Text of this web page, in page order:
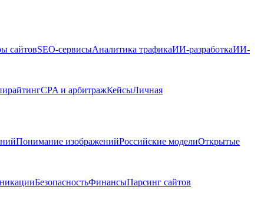
сайтовSEO-сервисыАналитика трафикаИИ-разработкаИИ-
CPA и арбитражКейсыЛичная
Понимание изображенийРоссийские моделиОткрытые
БезопасностьФинансыПарсинг сайтов